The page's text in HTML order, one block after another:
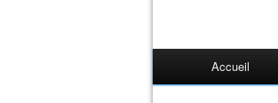
Accueil